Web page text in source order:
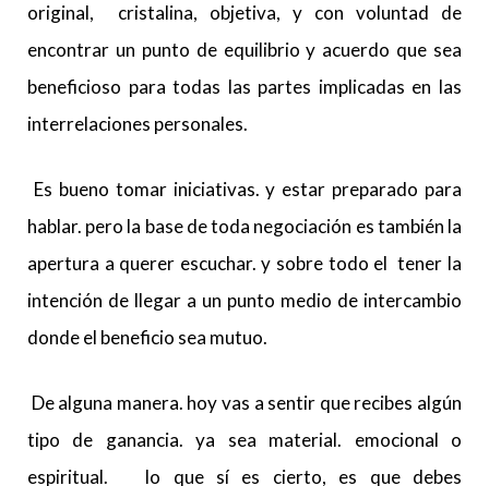
original, cristalina, objetiva, y con voluntad de
encontrar un punto de equilibrio y acuerdo que sea
beneficioso para todas las partes implicadas en las
interrelaciones personales.
Es bueno tomar iniciativas. y estar preparado para
hablar. pero la base de toda negociación es también la
apertura a querer escuchar. y sobre todo el tener la
intención de llegar a un punto medio de intercambio
donde el beneficio sea mutuo.
De alguna manera. hoy vas a sentir que recibes algún
tipo de ganancia. ya sea material. emocional o
espiritual. lo que sí es cierto, es que debes